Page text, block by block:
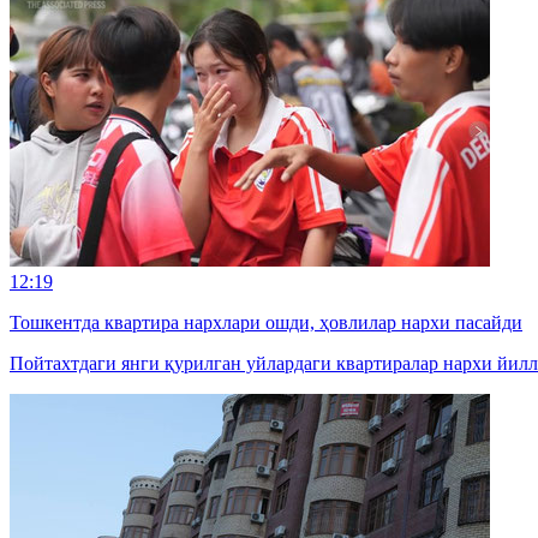
12:19
Тошкентда квартира нархлари ошди, ҳовлилар нархи пасайди
Пойтахтдаги янги қурилган уйлардаги квартиралар нархи